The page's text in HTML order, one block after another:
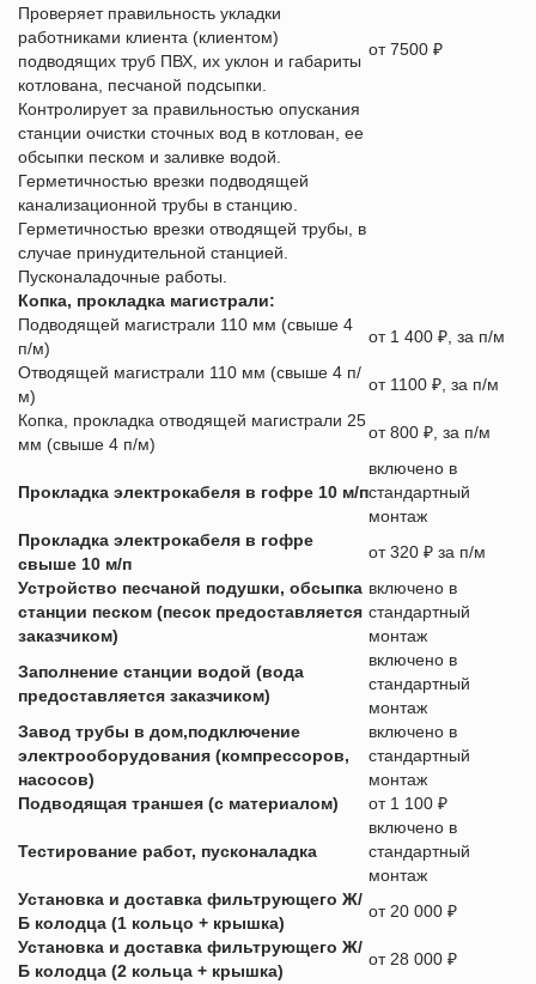
Проверяет правильность укладки
работниками клиента (клиентом)
подводящих труб ПВХ, их уклон и габариты
котлована, песчаной подсыпки.
Контролирует за правильностью опускания
станции очистки сточных вод в котлован, ее
обсыпки песком и заливке водой.
Герметичностью врезки подводящей
канализационной трубы в станцию.
Герметичностью врезки отводящей трубы, в
случае принудительной станцией.
Пусконаладочные работы.
от 7500 ₽
Копка, прокладка магистрали:
Подводящей магистрали 110 мм (свыше 4
п/м)
от 1 400 ₽, за п/м
Отводящей магистрали 110 мм (свыше 4 п/
м)
от 1100 ₽, за п/м
Копка, прокладка отводящей магистрали 25
мм (свыше 4 п/м)
от 800 ₽, за п/м
Прокладка электрокабеля в гофре 10 м/п
включено в
стандартный
монтаж
Прокладка электрокабеля в гофре
свыше 10 м/п
от 320 ₽ за п/м
Устройство песчаной подушки, обсыпка
станции песком (песок предоставляется
заказчиком)
включено в
стандартный
монтаж
Заполнение станции водой (вода
предоставляется заказчиком)
включено в
стандартный
монтаж
Завод трубы в дом,подключение
электрооборудования (компрессоров,
насосов)
включено в
стандартный
монтаж
Подводящая траншея (с материалом)
от 1 100 ₽
Тестирование работ, пусконаладка
включено в
стандартный
монтаж
Установка и доставка фильтрующего Ж/
Б колодца (1 кольцо + крышка)
от 20 000 ₽
Установка и доставка фильтрующего Ж/
Б колодца (2 кольца + крышка)
от 28 000 ₽